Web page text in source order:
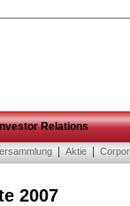
Relations
Aktie
2007